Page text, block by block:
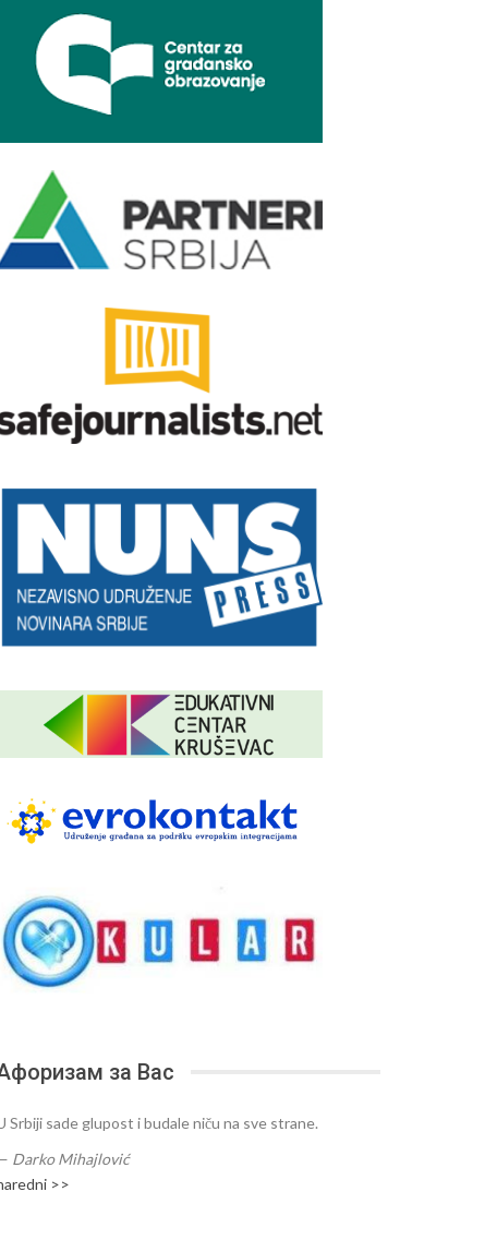
за Вас
Srbiji sade glupost i budale niču na sve strane.
Darko Mihajlović
>>